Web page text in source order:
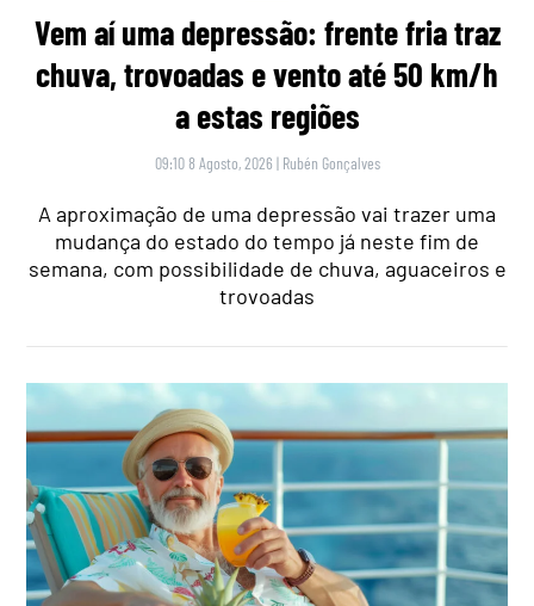
Vem aí uma depressão: frente fria traz
chuva, trovoadas e vento até 50 km/h
a estas regiões
09:10 8 Agosto, 2026 | Rubén Gonçalves
A aproximação de uma depressão vai trazer uma
mudança do estado do tempo já neste fim de
semana, com possibilidade de chuva, aguaceiros e
trovoadas